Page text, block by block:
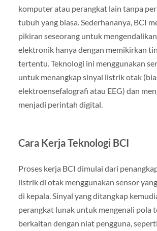
komputer atau perangkat lain tanpa
tubuh yang biasa. Sederhananya, BCI
pikiran seseorang untuk
elektronik hanya dengan memikirkan
tertentu. Teknologi ini menggunakan
untuk menangkap sinyal listrik otak
elektroensefalografi atau EEG) dan
menjadi perintah digital.
Cara Kerja Teknologi BCI
Proses kerja BCI dimulai dari
listrik di otak menggunakan sensor
di kepala. Sinyal yang ditangkap
perangkat lunak untuk mengenali pola
berkaitan dengan niat pengguna, seperti